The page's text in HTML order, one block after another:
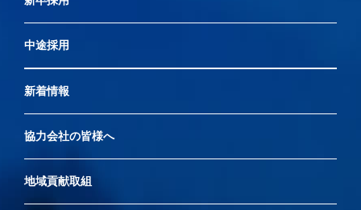
中途採用
新着情報
協力会社の皆様へ
地域貢献取組